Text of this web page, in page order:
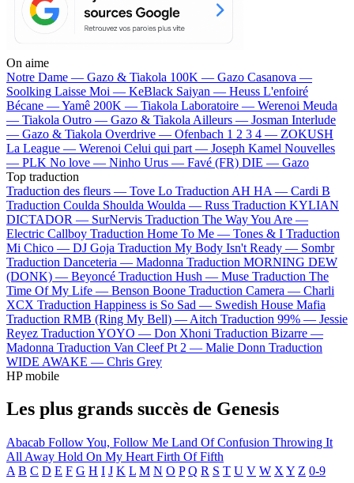
On aime
Notre Dame — Gazo & Tiakola 100K — Gazo Casanova —
Soolking Laisse Moi — KeBlack Saiyan — Heuss L'enfoiré
Bécane —Yamê 200K — Tiakola Laboratoire — Werenoi Meuda
— Tiakola Outro — Gazo & Tiakola Ailleurs — Josman Interlude
— Gazo & Tiakola Overdrive — Ofenbach 1 2 3 4 — ZOKUSH
La League — Werenoi Celui qui part — Joseph Kamel Nouvelles
— PLK No love — Ninho Urus — Favé (FR) DIE — Gazo
Top traduction
Traduction des fleurs — Tove Lo Traduction AH HA — Cardi B
Traduction Coulda Shoulda Woulda — Russ Traduction KYLIAN
DICTADOR — SurNervis Traduction The Way You Are —
Electric Callboy Traduction Home To Me — Tones & I Traduction
Mi Chico — DJ Goja Traduction My Body Isn't Ready — Sombr
Traduction Danceteria — Madonna Traduction MORNING DEW
(DONK) — Beyoncé Traduction Hush — Muse Traduction The
Time Of My Life — Benson Boone Traduction Camera — Charli
XCX Traduction Happiness is So Sad — Swedish House Mafia
Traduction RMB (Ring My Bell) — Aitch Traduction 99% — Jessie
Reyez Traduction YOYO — Don Xhoni Traduction Bizarre —
Madonna Traduction Van Cleef Pt 2 — Malie Donn Traduction
WIDE AWAKE — Chris Grey
HP mobile
Les plus grands succès de Genesis
Abacab Follow You, Follow Me Land Of Confusion Throwing It
All Away Hold On My Heart Firth Of Fifth
A B C D E F G H I J K L M N O P Q R S T U V W X Y Z 0-9